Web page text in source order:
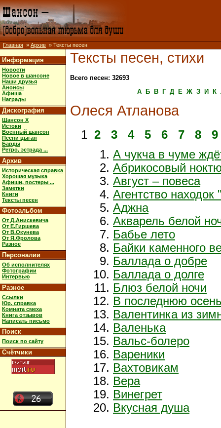
Главная » Архив » Тексты песен
Информация
Новости
Новое в шансоне
Наши друзья
Анонсы
Афиша
Награды
Дискография
Шансон X
Истоки
Военный шансон
Песни цыган
Барды
Ретро, эстрада ...
Архив
Историческая справка
Хорошая музыка
Афиши, постеры ...
Заметки
Книги
Тексты песен
Фотоальбом
От Д.Анискевича
От Е.Гиршева
От В.Окунева
От Я.Фролова
Разное
Персоналии
Об исполнителях
Фотографии
Интервью
Разное
Ссылки
Юр. справка
Комната смеха
Книга отзывов
Написать письмо
Поиск
Поиск по сайту
Счётчики
Тексты песен, стихи
Всего песен: 32693
А
Б В Г Д Е Ж З И К
Олеся Атланова
1 2 3 4 5 6 7 8
9
А чукча в чуме
Абрикосовый
Август – повеса
Агентство
Аджна
Акварель белой
Бабье лето
Байки каменного
Баллада о добре
Баллада о долге
Блюз белой ночи
В последнюю
Валентинка из
Валенька
Вальс-болеро
Вареники
Вахтовикам
Вера
Винегрет
Вкусная душа